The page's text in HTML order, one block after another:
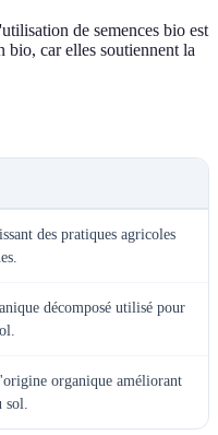
de semences bio est
bio, car elles soutiennent la
des pratiques agricoles
décomposé utilisé pour
organique améliorant